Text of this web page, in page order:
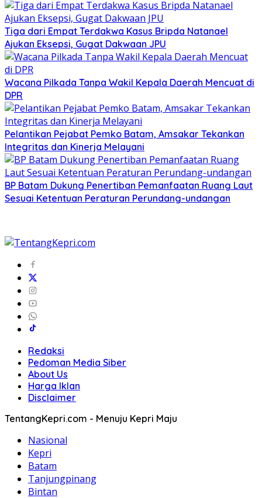
Tiga dari Empat Terdakwa Kasus Bripda Natanael
Ajukan Eksepsi, Gugat Dakwaan JPU
Wacana Pilkada Tanpa Wakil Kepala Daerah Mencuat di
DPR
Pelantikan Pejabat Pemko Batam, Amsakar Tekankan
Integritas dan Kinerja Melayani
BP Batam Dukung Penertiban Pemanfaatan Ruang Laut
Sesuai Ketentuan Peraturan Perundang-undangan
Redaksi
Pedoman Media Siber
About Us
Harga Iklan
Disclaimer
TentangKepri.com - Menuju Kepri Maju
Nasional
Kepri
Batam
Tanjungpinang
Bintan